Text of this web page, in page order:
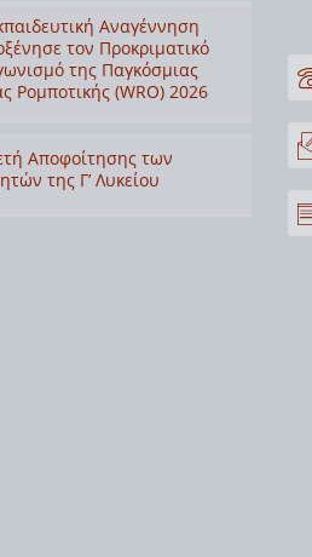
Αναγέννηση
τον Προκριματικό
της Παγκόσμιας
Ρομποτικής (WRO) 2026
Αποφοίτησης των
της Γ’ Λυκείου